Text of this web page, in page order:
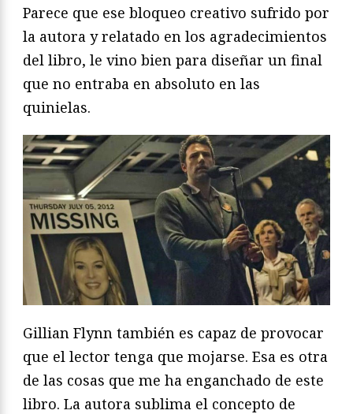
Parece que ese bloqueo creativo sufrido por
la autora y relatado en los agradecimientos
del libro, le vino bien para diseñar un final
que no entraba en absoluto en las
quinielas.
Gillian Flynn también es capaz de provocar
que el lector tenga que mojarse. Esa es otra
de las cosas que me ha enganchado de este
libro. La autora sublima el concepto de